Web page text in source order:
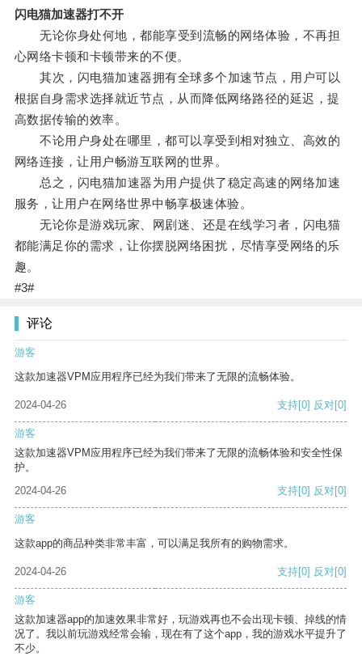
闪电猫加速器打不开
无论你身处何地，都能享受到流畅的网络体验，不再担
心网络卡顿和卡顿带来的不便。
其次，闪电猫加速器拥有全球多个加速节点，用户可以
根据自身需求选择就近节点，从而降低网络路径的延迟，提
高数据传输的效率。
不论用户身处在哪里，都可以享受到相对独立、高效的
网络连接，让用户畅游互联网的世界。
总之，闪电猫加速器为用户提供了稳定高速的网络加速
服务，让用户在网络世界中畅享极速体验。
无论你是游戏玩家、网剧迷、还是在线学习者，闪电猫
都能满足你的需求，让你摆脱网络困扰，尽情享受网络的乐
趣。
#3#
评论
游客
这款加速器VPM应用程序已经为我们带来了无限的流畅体验。
2024-04-26 支持[0] 反对[0]
游客
这款加速器VPM应用程序已经为我们带来了无限的流畅体验和安全性保
护。
2024-04-26
支持[0] 反对[0]
游客
这款app的商品种类非常丰富，可以满足我所有的购物需求。
2024-04-26 支持[0] 反对[0]
游客
这款加速器app的加速效果非常好，玩游戏再也不会出现卡顿、掉线的情
况了。我以前玩游戏经常会输，现在有了这个app，我的游戏水平提升了
不少。